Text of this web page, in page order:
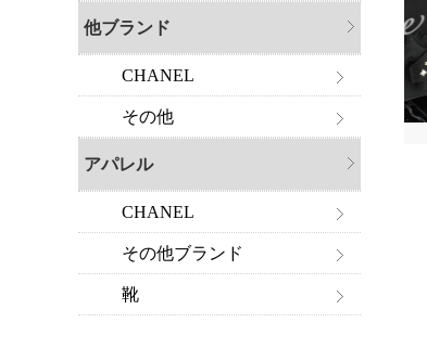
他ブランド
CHANEL
その他
アパレル
CHANEL
その他ブランド
靴